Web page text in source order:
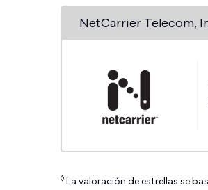
NetCarrier Telecom,
◊ La valoración de estrellas se